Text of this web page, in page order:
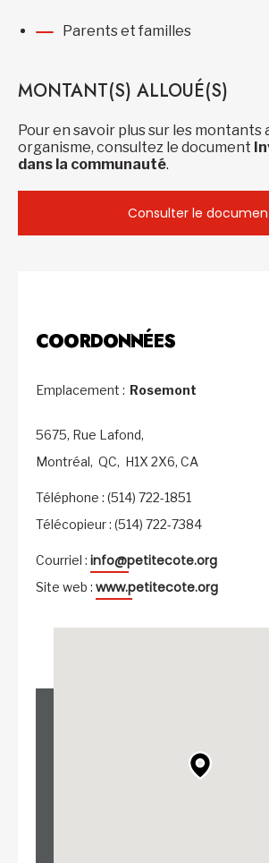
Parents et familles
MONTANT(S) ALLOUÉ(S)
Pour en savoir plus sur les
organisme, consultez le document
dans la communauté.
Consulter le
COORDONNÉES
Emplacement : Rosemont
5675, Rue Lafond,
Montréal, QC, H1X 2X6, CA
Téléphone : (514) 722-1851
Télécopieur : (514) 722-7384
Courriel : info@petitecote.org
Site web : www.petitecote.org